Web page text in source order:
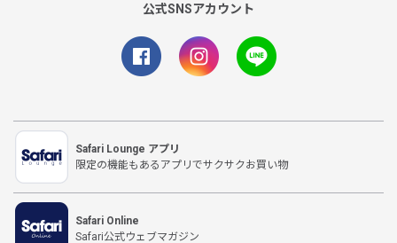
公式SNSアカウント
Safari Lounge アプリ
限定の機能もあるアプリでサクサクお買い物
Safari Online
Safari公式ウェブマガジン